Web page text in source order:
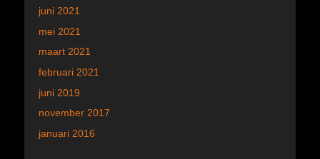
juni 2021
mei 2021
maart 2021
februari 2021
juni 2019
november 2017
januari 2016